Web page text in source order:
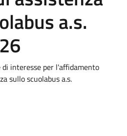
a.s.
interesse per l'affidamento
sullo scuolabus a.s.